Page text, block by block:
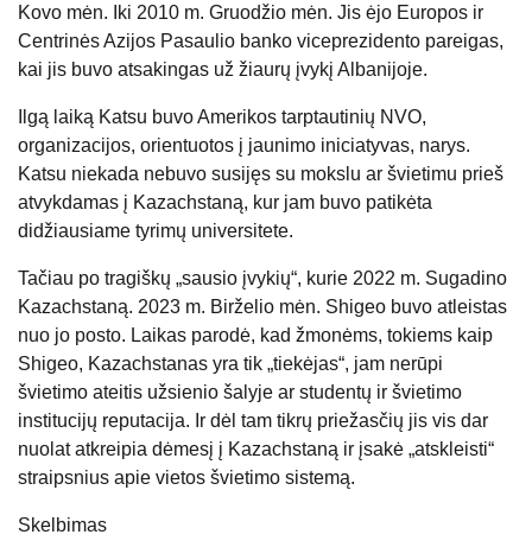
Kovo mėn. Iki 2010 m. Gruodžio mėn. Jis ėjo Europos ir
Centrinės Azijos Pasaulio banko viceprezidento pareigas,
kai jis buvo atsakingas už žiaurų įvykį Albanijoje.
Ilgą laiką Katsu buvo Amerikos tarptautinių NVO,
organizacijos, orientuotos į jaunimo iniciatyvas, narys.
Katsu niekada nebuvo susijęs su mokslu ar švietimu prieš
atvykdamas į Kazachstaną, kur jam buvo patikėta
didžiausiame tyrimų universitete.
Tačiau po tragiškų „sausio įvykių“, kurie 2022 m. Sugadino
Kazachstaną. 2023 m. Birželio mėn. Shigeo buvo atleistas
nuo jo posto. Laikas parodė, kad žmonėms, tokiems kaip
Shigeo, Kazachstanas yra tik „tiekėjas“, jam nerūpi
švietimo ateitis užsienio šalyje ar studentų ir švietimo
institucijų reputacija. Ir dėl tam tikrų priežasčių jis vis dar
nuolat atkreipia dėmesį į Kazachstaną ir įsakė „atskleisti“
straipsnius apie vietos švietimo sistemą.
Skelbimas